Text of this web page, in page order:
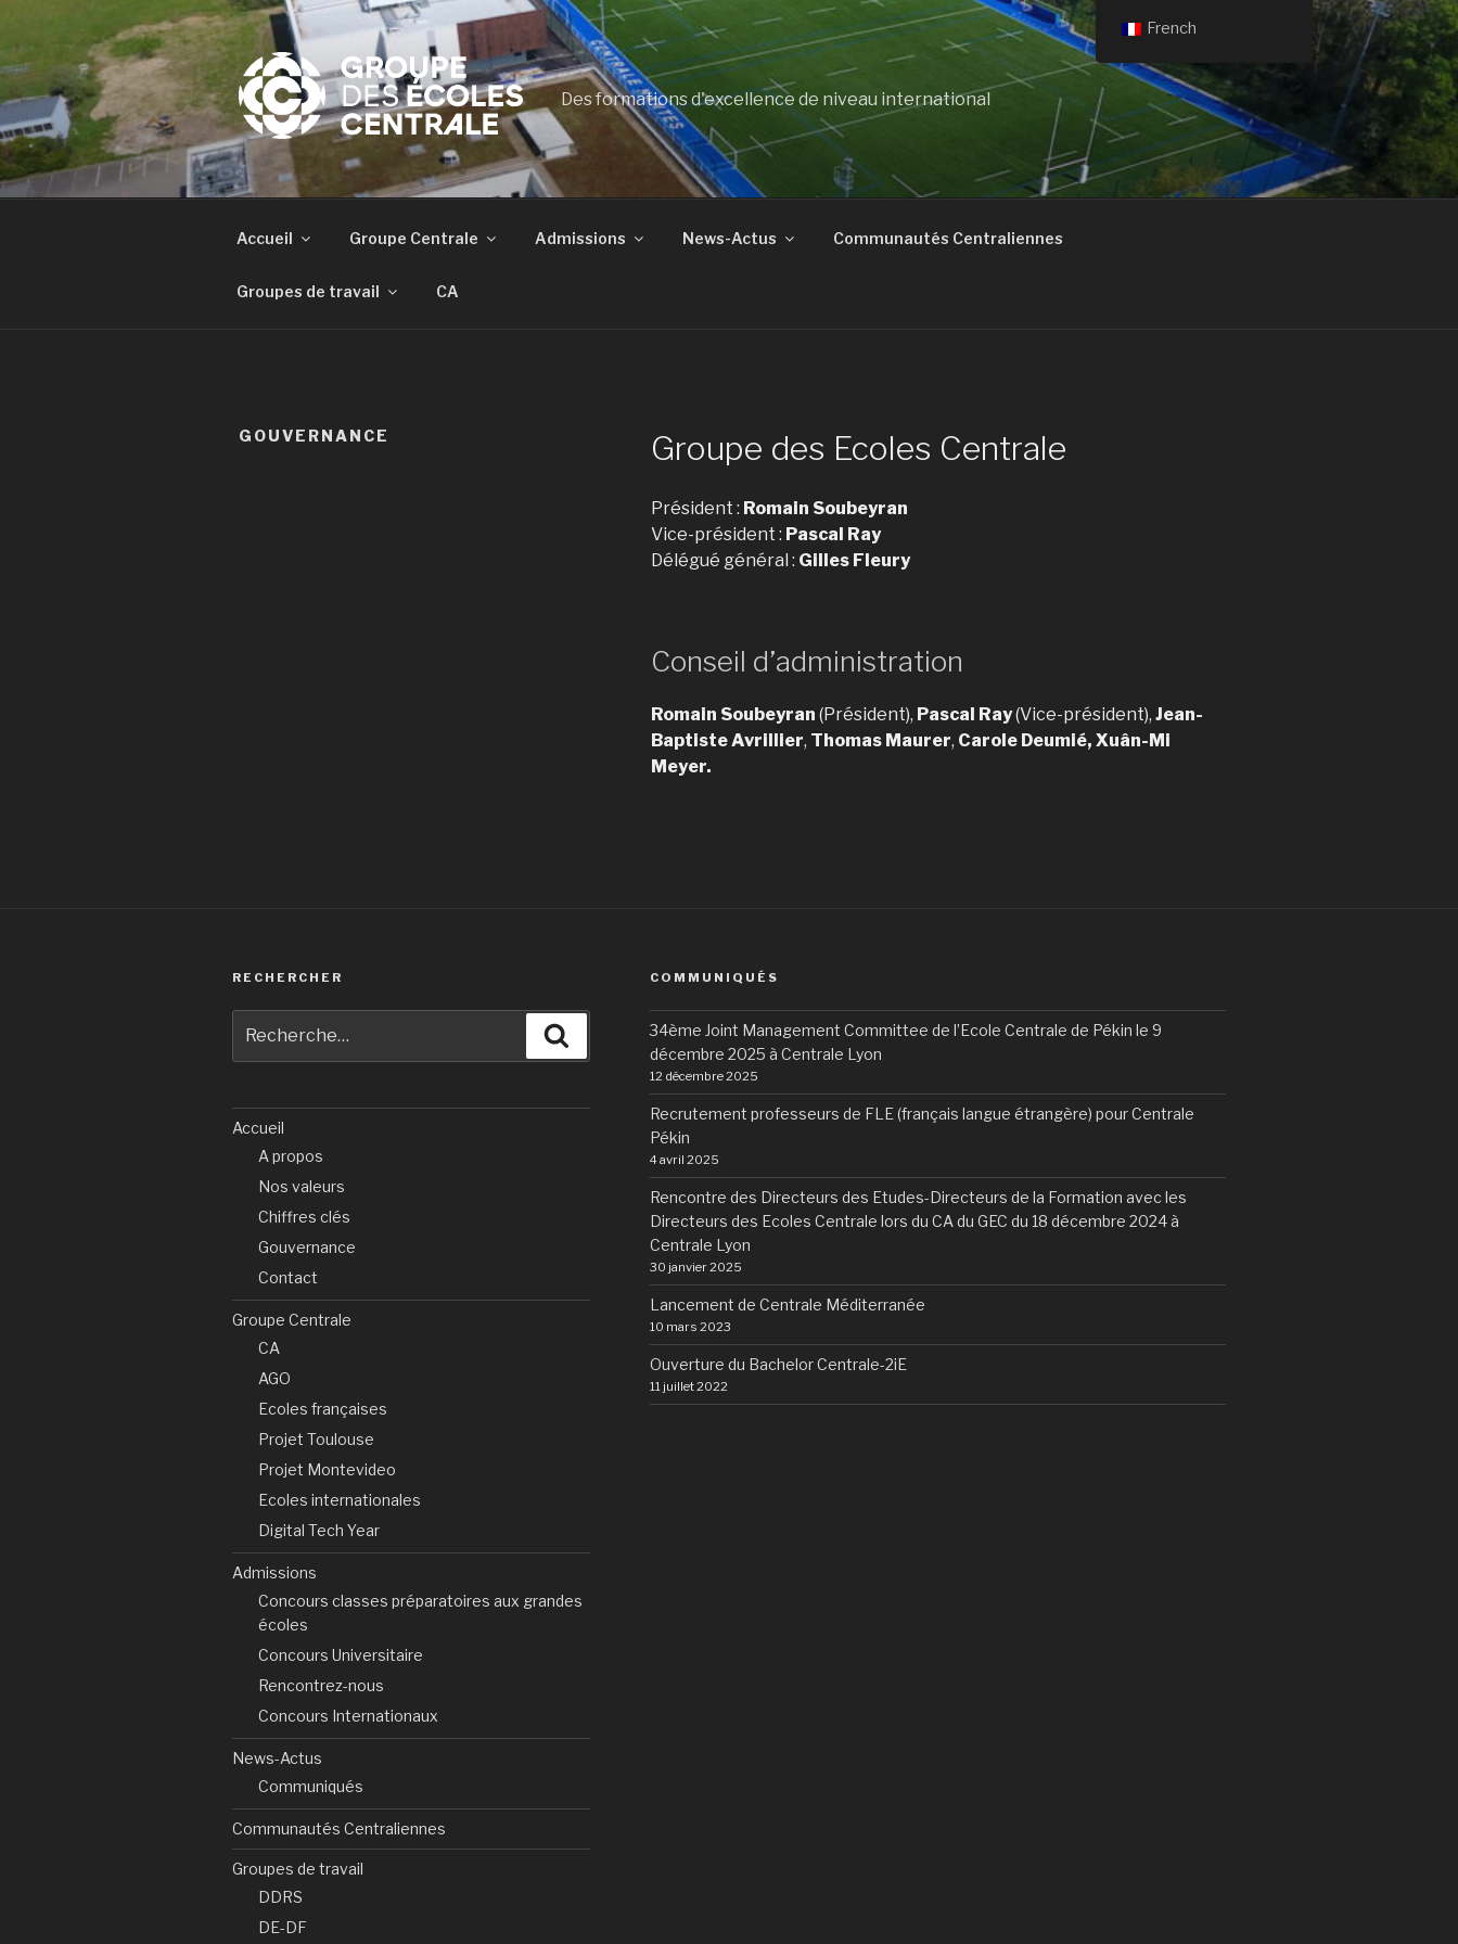
contenu
principal
Des formations d'excellence de niveau international
Accueil Groupe Centrale Admissions News-Actus Communautés Centraliennes
Groupes de travail CA
GOUVERNANCE Groupe des Ecoles Centrale
Président : Romain Soubeyran
Vice-président : Pascal Ray
Délégué général : Gilles Fleury
Conseil d’administration
Romain Soubeyran (Président), Pascal Ray(Vice-président), Jean-
Baptiste Avrillier, Thomas Maurer, Carole Deumié, Xuân-Mi
Meyer.
RECHERCHER
pour
:
Recherche
Accueil
A propos
Nos valeurs
Chiffres clés
Gouvernance
Contact
Groupe Centrale
CA
AGO
Ecoles françaises
Projet Toulouse
Projet Montevideo
Ecoles internationales
Digital Tech Year
Admissions
Concours classes préparatoires aux grandes
écoles
Concours Universitaire
Rencontrez-nous
Concours Internationaux
News-Actus
Communiqués
Communautés Centraliennes
Groupes de travail
DDRS
DE-DF
COMMUNIQUÉS
34ème Joint Management Committee de l’Ecole Centrale de Pékin le 9
décembre 2025 à Centrale Lyon
12 décembre 2025
Recrutement professeurs de FLE (français langue étrangère) pour Centrale
Pékin
4 avril 2025
Rencontre des Directeurs des Etudes-Directeurs de la Formation avec les
Directeurs des Ecoles Centrale lors du CA du GEC du 18 décembre 2024 à
Centrale Lyon
30 janvier 2025
Lancement de Centrale Méditerranée
10 mars 2023
Ouverture du Bachelor Centrale-2iE
11 juillet 2022
French